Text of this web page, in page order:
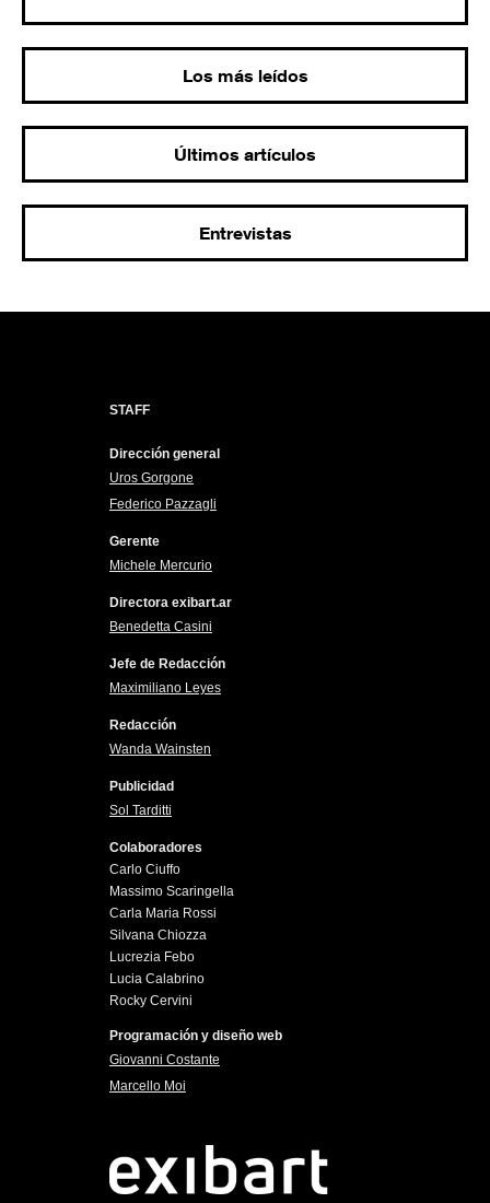
Los más leídos
Últimos artículos
Entrevistas
STAFF
Dirección general
Uros Gorgone
Federico Pazzagli
Gerente
Michele Mercurio
Directora exibart.ar
Benedetta Casini
Jefe de Redacción
Maximiliano Leyes
Redacción
Wanda Wainsten
Publicidad
Sol Tarditti
Colaboradores
Carlo Ciuffo
Massimo Scaringella
Carla Maria Rossi
Silvana Chiozza
Lucrezia Febo
Lucia Calabrino
Rocky Cervini
Programación y diseño web
Giovanni Costante
Marcello Moi